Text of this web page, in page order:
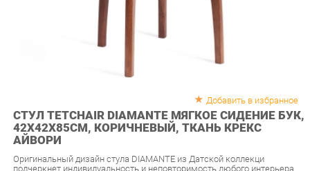
СТУЛ TETCHAIR DIAMANTE МЯГКОЕ СИДЕНИЕ БУК,
42X42X85СМ, КОРИЧНЕВЫЙ, ТКАНЬ КРЕКС
АЙВОРИ
Оригинальный дизайн стула DIAMANTE из Датской коллекци
Рейтинг: (голосов:0)